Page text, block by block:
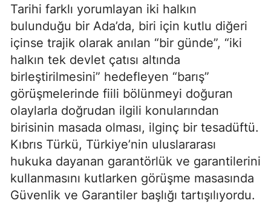
Tarihi farklı yorumlayan iki halkın
bulunduğu bir Ada’da, biri için kutlu diğeri
içinse trajik olarak anılan “bir günde”, “iki
halkın tek devlet çatısı altında
birleştirilmesini” hedefleyen “barış”
görüşmelerinde fiili bölünmeyi doğuran
olaylarla doğrudan ilgili konularından
birisinin masada olması, ilginç bir tesadüftü.
Kıbrıs Türkü, Türkiye’nin uluslararası
hukuka dayanan garantörlük ve garantilerini
kullanmasını kutlarken görüşme masasında
Güvenlik ve Garantiler başlığı tartışılıyordu.